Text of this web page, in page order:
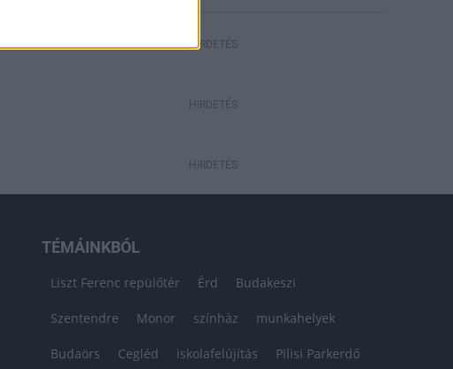
HIRDETÉS
HIRDETÉS
HIRDETÉS
TÉMÁINKBÓL
Liszt Ferenc repülőtér Érd Budakeszi
Szentendre Monor színház munkahelyek
Budaörs Cegléd iskolafelújítás Pilisi Parkerdő